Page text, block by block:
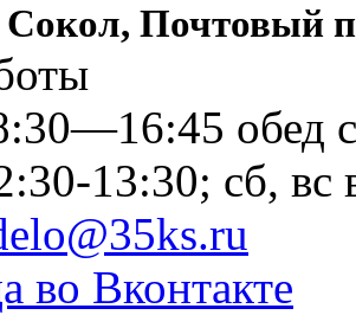
Сокол, Почтовый
обед
13:30; сб, вс
во Вконтакте